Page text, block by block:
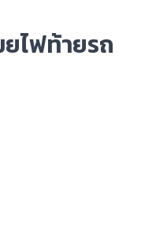
ยไฟท้ายรถ